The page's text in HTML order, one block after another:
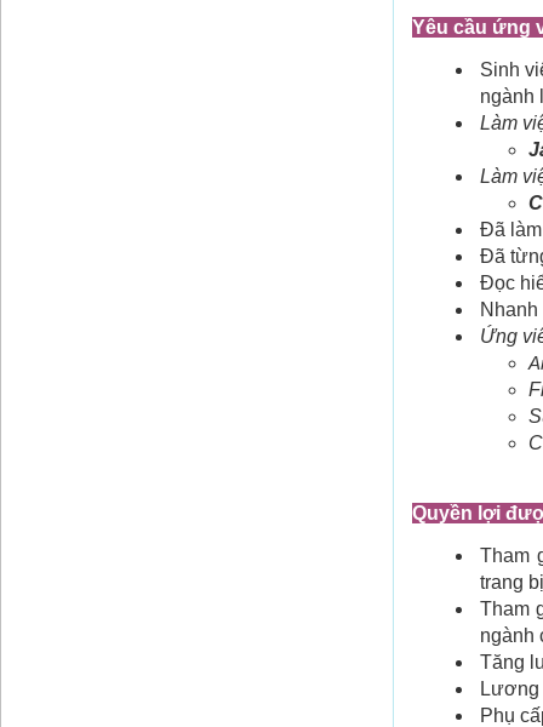
Yêu cầu ứng
Sinh
ngành
Làm
Làm
Đã
Đã
Đọc
Ứng
Quyền lợi
Tham
trang
Tham
ngành
Tăng
Phụ